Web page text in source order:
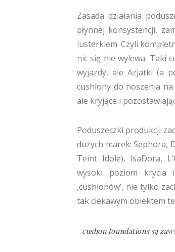
Zasada działania
płynnej konsystencji,
lusterkiem. Czyli
nic się nie wylewa. Taki
wyjazdy, ale Azjatki (a
cushiony do noszenia na
ale kryjące i
Poduszeczki produkcji
dużych marek: Sephora,
Teint Idole), IsaDora,
wysoki poziom krycia
‚cushionów’, nie tylko
tak ciekawym obiektem
cushon foundations są